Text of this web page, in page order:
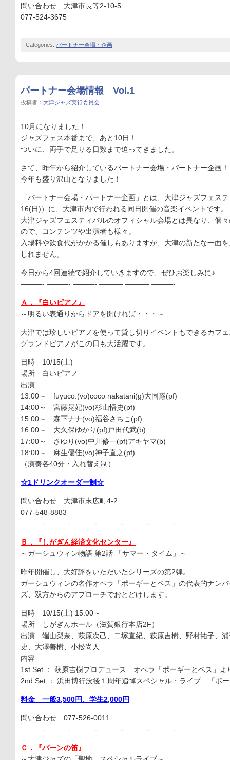
問い合わせ 大津市長等2-10-5
077-524-3675
Categories: パートナー会場・企画
パートナー会場情報 Vol.1
投稿者： 大津ジャズ実行委員会
10月になりました！
ジャズフェス本番まで、あと10日！
ついに、両手で足りる日数まで迫ってきました。
さて、昨年から紹介しているパートナー会場・パートナー企画！
今年も盛り沢山となりました！
「パートナー会場・パートナー企画」とは、大津ジャズフェス
16(日)）に、大津市内で行われる同日開催の音楽イベントです。
大津ジャズフェスティバルのオフィシャル会場とは異なり、個
ので、コンテンツや出演者も様々。
入場料や飲食代がかかる催しもありますが、大津の新たな一面
しれません。
今日から4回連続で紹介していきますので、ぜひお楽しみに♪
———- ———- ———- ———- ———- ———-
Ａ．『白いピアノ』
～明るい表通りからドアを開ければ・・・～
大津では珍しいピアノを使って貸し切りイベントもできるカフ
グランドピアノがこの日も大活躍です。
日時 10/15(土)
場所 白いピアノ
出演
13:00～ fuyuco.(vo)coco nakatani(g)大同巌(pf)
14:00～ 宮藤晃妃(vo)杉山悟史(pf)
15:00～ 森下ナナ(vo)福谷さちこ(pf)
16:00～ 大久保ゆかり(pf)戸田代武(b)
17:00～ さゆり(vo)中川修一(pf)アキヤマ(b)
18:00～ 麻生優佳(vo)神子直之(pf)
（演奏各40分・入れ替え制）
☆1ドリンクオーダー制☆
問い合わせ 大津市末広町4-2
077-548-8883
———- ———- ———- ———- ———- ———-
Ｂ．『しがぎん経済文化センター』
～ガーシュウィン物語 第2話 「サマー・タイム」～
昨年開催し、大好評をいただいたシリーズの第2弾。
ガーシュウィンの名作オペラ「ポーギーとベス」の代表的ナン
ズ、双方からのアプローチでおとどけします。
日時 10/15(土) 15:00～
場所 しがぎんホール（滋賀銀行本店2F）
出演 端山梨奈、萩原次己、二塚直紀、萩原吉樹、野村祐子、
史、大澤善樹、小松尚人
内容
1st Set ： 萩原吉樹プロデュース オペラ「ポーギーとベス」よ
2nd Set ： 浜田博行没後１周年追悼スペシャル・ライブ 「ポ
料金 一般3,500円、学生2,000円
問い合わせ 077-526-0011
———- ———- ———- ———- ———- ———-
Ｃ．『パーンの笛』